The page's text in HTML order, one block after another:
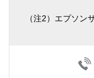
（注2）エプソン